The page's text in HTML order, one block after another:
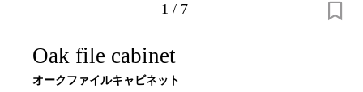
1 / 7
Oak file cabinet
オークファイルキャビネット